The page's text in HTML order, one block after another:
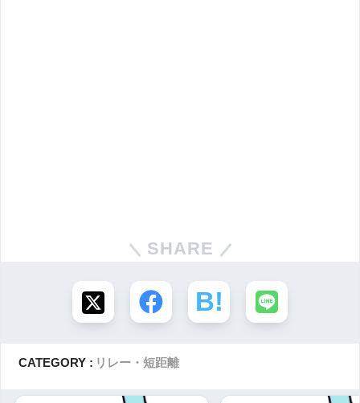
SHARE
CATEGORY : リレー・短距離